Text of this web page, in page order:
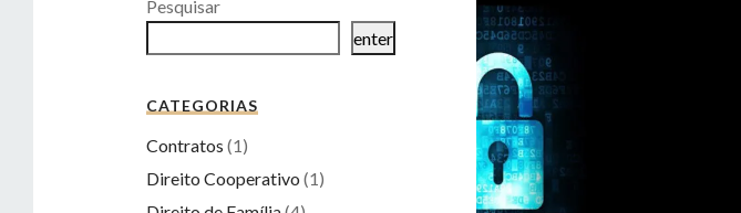
Pesquisar
enter
CATEGORIAS
Contratos (1)
Direito Cooperativo (1)